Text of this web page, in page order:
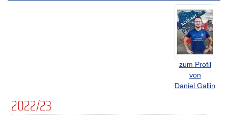
zum Profil
von
Daniel Gallin
2022/23